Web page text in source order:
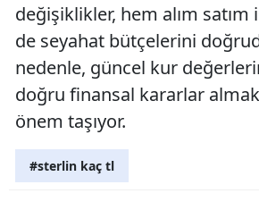
değişiklikler, hem alım
de seyahat bütçelerini
nedenle, güncel kur
doğru finansal kararlar
önem taşıyor.
#sterlin kaç tl